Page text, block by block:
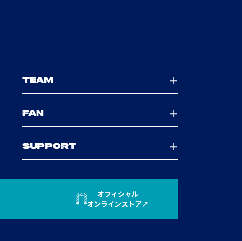
TEAM
FAN
SUPPORT
オフィシャル
オンラインストア